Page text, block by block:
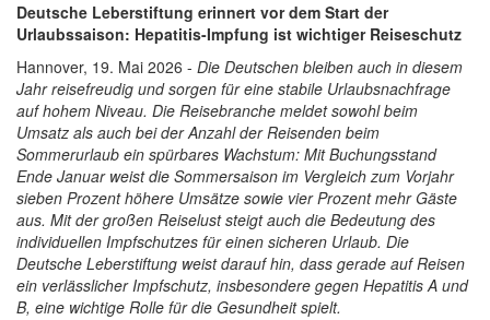
Deutsche Leberstiftung erinnert vor dem Start der
Urlaubssaison: Hepatitis-Impfung ist wichtiger Reiseschutz
Hannover, 19. Mai 2026 - Die Deutschen bleiben auch in diesem
Jahr reisefreudig und sorgen für eine stabile Urlaubsnachfrage
auf hohem Niveau. Die Reisebranche meldet sowohl beim
Umsatz als auch bei der Anzahl der Reisenden beim
Sommerurlaub ein spürbares Wachstum: Mit Buchungsstand
Ende Januar weist die Sommersaison im Vergleich zum Vorjahr
sieben Prozent höhere Umsätze sowie vier Prozent mehr Gäste
aus. Mit der großen Reiselust steigt auch die Bedeutung des
individuellen Impfschutzes für einen sicheren Urlaub. Die
Deutsche Leberstiftung weist darauf hin, dass gerade auf Reisen
ein verlässlicher Impfschutz, insbesondere gegen Hepatitis A und
B, eine wichtige Rolle für die Gesundheit spielt.